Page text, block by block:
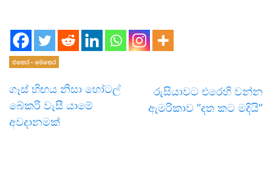
එතෙර - මෙතෙර
ගෑස් හිඟය නිසා හෝටල්
බේකරි වැසී යාමේ
අවදානමක්
රුසියාවට එරෙහි වන්න
ඇමරිකාව “දත කට මදියි”